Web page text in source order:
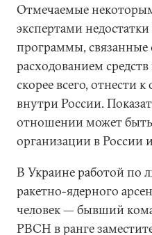
Отмечаемые
экспертами
программы,
расходованием
скорее всего, отнести
внутри России.
отношении может быть
организации в России
В Украине работой по
ракетно-ядерного
человек — бывший
РВСН в ранге